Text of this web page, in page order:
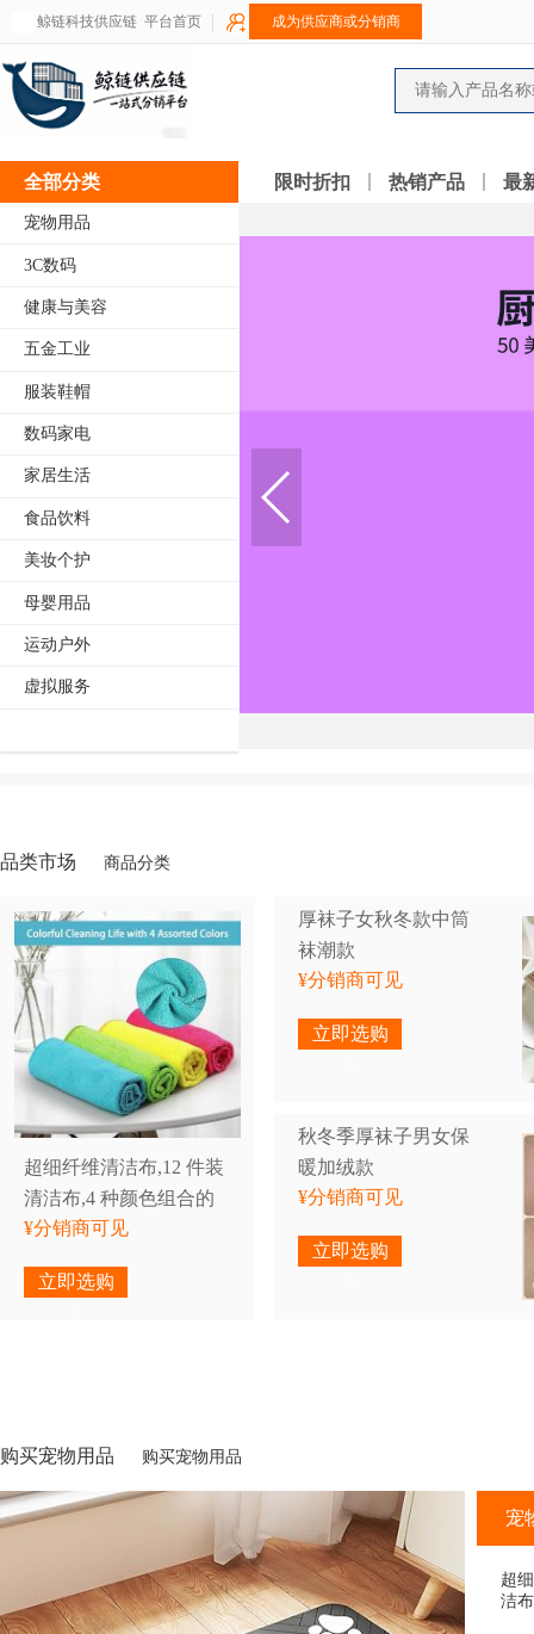
鲸链科技供应链 平台首页 成为供应商或分销商
全部分类
宠物用品
3C数码
健康与美容
五金工业
服装鞋帽
数码家电
家居生活
食品饮料
美妆个护
母婴用品
运动户外
虚拟服务
限时折扣 热销产品 最
品类市场 商品分类
超细纤维清洁布,12 件装
清洁布,4 种颜色组合的
清洁毛巾,11.5 英寸 X
色/粉色)
¥分销商可见
立即选购
厚袜子女秋冬款中筒
袜潮款
¥分销商可见
立即选购
秋冬季厚袜子男女保
暖加绒款
¥分销商可见
立即选购
购买宠物用品 购买宠物用品
宠
超
洁